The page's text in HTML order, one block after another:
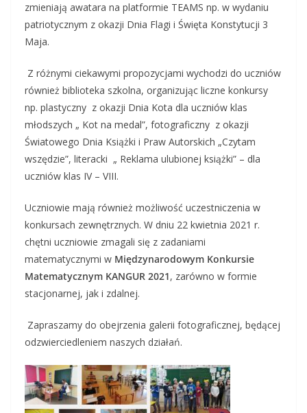
zmieniają awatara na platformie TEAMS np. w wydaniu
patriotycznym z okazji Dnia Flagi i Święta Konstytucji 3
Maja.
Z różnymi ciekawymi propozycjami wychodzi do uczniów
również biblioteka szkolna, organizując liczne konkursy
np. plastyczny z okazji Dnia Kota dla uczniów klas
młodszych „ Kot na medal”, fotograficzny z okazji
Światowego Dnia Książki i Praw Autorskich „Czytam
wszędzie”, literacki „ Reklama ulubionej książki” – dla
uczniów klas IV – VIII.
Uczniowie mają również możliwość uczestniczenia w
konkursach zewnętrznych. W dniu 22 kwietnia 2021 r.
chętni uczniowie zmagali się z zadaniami
matematycznymi w Międzynarodowym Konkursie
Matematycznym KANGUR 2021, zarówno w formie
stacjonarnej, jak i zdalnej.
Zapraszamy do obejrzenia galerii fotograficznej, będącej
odzwierciedleniem naszych działań.